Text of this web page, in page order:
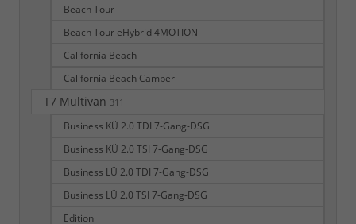
Beach Tour
Beach Tour eHybrid 4MOTION
California Beach
California Beach Camper
T7 Multivan 311
Business KÜ 2.0 TDI 7-Gang-DSG
Business KÜ 2.0 TSI 7-Gang-DSG
Business LÜ 2.0 TDI 7-Gang-DSG
Business LÜ 2.0 TSI 7-Gang-DSG
Edition